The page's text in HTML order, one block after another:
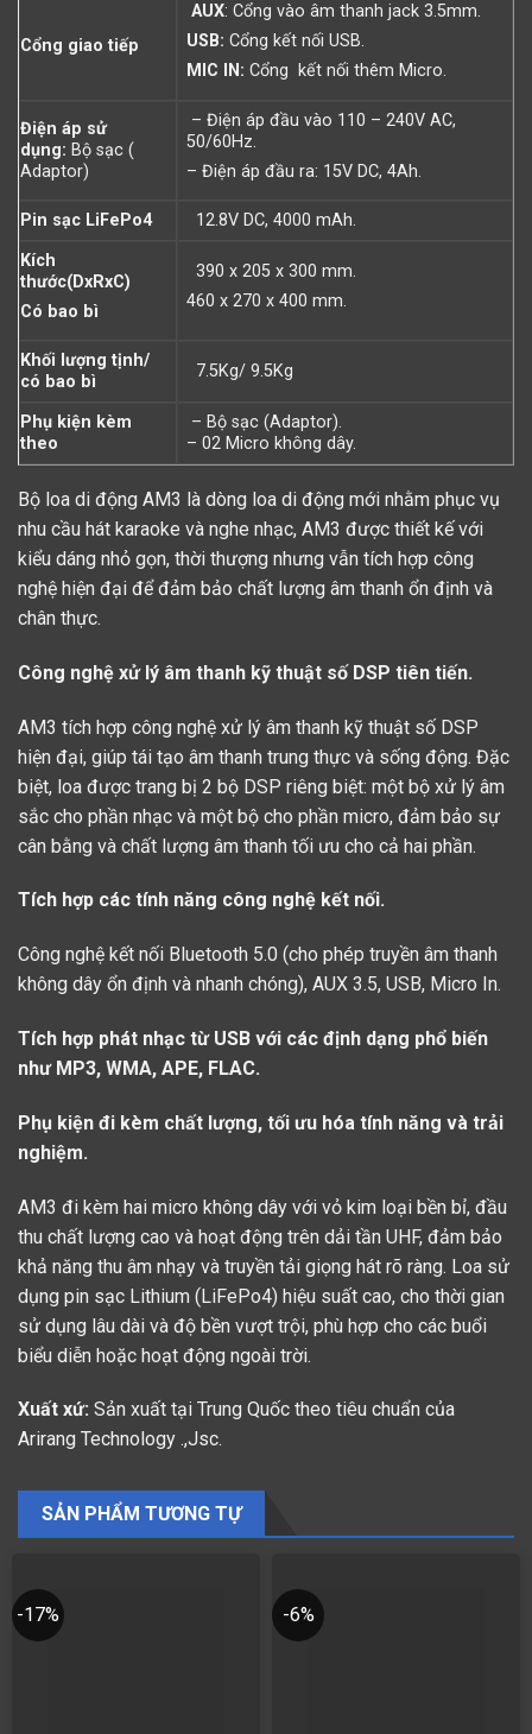
Cổng giao tiếp
AUX: Cổng vào âm thanh jack 3.5mm.
USB: Cổng kết nối USB.
MIC IN: Cổng kết nối thêm Micro.
Điện áp sử
dụng: Bộ sạc (
Adaptor)
– Điện áp đầu vào 110 – 240V AC,
50/60Hz.
– Điện áp đầu ra: 15V DC, 4Ah.
Pin sạc LiFePo4
12.8V DC, 4000 mAh.
Kích
thước(DxRxC)
Có bao bì
390 x 205 x 300 mm.
460 x 270 x 400 mm.
Khối lượng tịnh/
có bao bì
7.5Kg/ 9.5Kg
Phụ kiện kèm
theo
– Bộ sạc (Adaptor).
– 02 Micro không dây.
Bộ loa di động AM3 là dòng loa di động mới nhằm phục vụ
nhu cầu hát karaoke và nghe nhạc, AM3 được thiết kế với
kiểu dáng nhỏ gọn, thời thượng nhưng vẫn tích hợp công
nghệ hiện đại để đảm bảo chất lượng âm thanh ổn định và
chân thực.
Công nghệ xử lý âm thanh kỹ thuật số DSP tiên tiến.
AM3 tích hợp công nghệ xử lý âm thanh kỹ thuật số DSP
hiện đại, giúp tái tạo âm thanh trung thực và sống động. Đặc
biệt, loa được trang bị 2 bộ DSP riêng biệt: một bộ xử lý âm
sắc cho phần nhạc và một bộ cho phần micro, đảm bảo sự
cân bằng và chất lượng âm thanh tối ưu cho cả hai phần.
Tích hợp các tính năng công nghệ kết nối.
Công nghệ kết nối Bluetooth 5.0 (cho phép truyền âm thanh
không dây ổn định và nhanh chóng), AUX 3.5, USB, Micro In.
Tích hợp phát nhạc từ USB với các định dạng phổ biến
như MP3, WMA, APE, FLAC.
Phụ kiện đi kèm chất lượng, tối ưu hóa tính năng và trải
nghiệm.
AM3 đi kèm hai micro không dây với vỏ kim loại bền bỉ, đầu
thu chất lượng cao và hoạt động trên dải tần UHF, đảm bảo
khả năng thu âm nhạy và truyền tải giọng hát rõ ràng. Loa sử
dụng pin sạc Lithium (LiFePo4) hiệu suất cao, cho thời gian
sử dụng lâu dài và độ bền vượt trội, phù hợp cho các buổi
biểu diễn hoặc hoạt động ngoài trời.
Xuất xứ: Sản xuất tại Trung Quốc theo tiêu chuẩn của
Arirang Technology .,Jsc.
SẢN PHẨM TƯƠNG TỰ
-17% -6%